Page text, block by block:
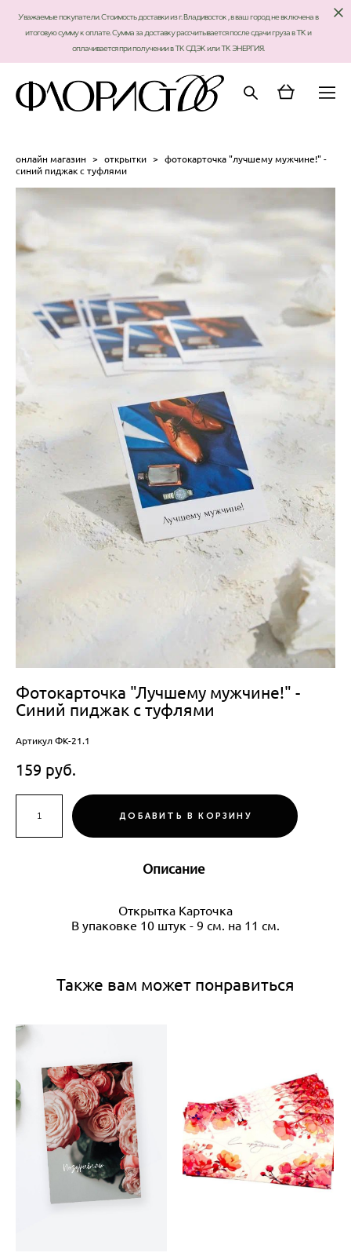
Уважаемые покупатели. Стоимость доставки из г. Владивосток , в ваш город не включена в
итоговую сумму к оплате. Сумма за доставку рассчитывается после сдачи груза в ТК и
оплачивается при получении в ТК СДЭК или ТК ЭНЕРГИЯ.
онлайн магазин > открытки > фотокарточка "лучшему мужчине!" -
синий пиджак с туфлями
Фотокарточка "Лучшему мужчине!" -
Синий пиджак с туфлями
Артикул ФК-21.1
159 pуб.
ДОБАВИТЬ В КОРЗИНУ
Описание
Открытка Карточка
В упаковке 10 штук - 9 см. на 11 см.
Также вам может понравиться